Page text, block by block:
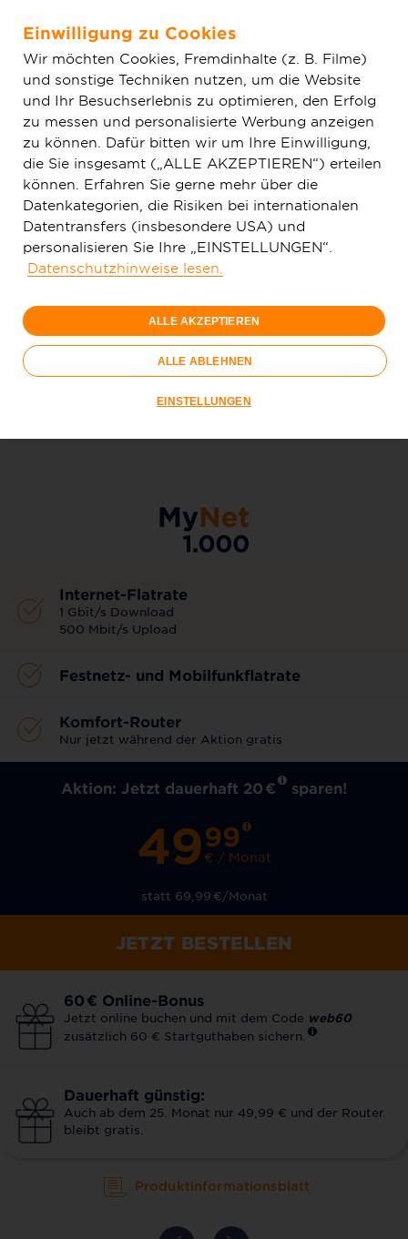
Zum Hauptinhalt springen
Tarife & Produkte Glasfaser-Internet & Festnetz
1 Gbit/s
49,99
€/Monat
Nur bis 15.09.
Jetzt bestellen
Internet-Flatrate
1 Gbit/s Download
500 Mbit/s Upload
Festnetz- und Mobilfunkflatrate
Komfort-Router
Nur jetzt während der Aktion gratis
Aktion: Jetzt dauerhaft 20 € sparen!
4999
€ / Monat
statt 69,99 €/Monat
JETZT BESTELLEN
60 € Online-Bonus
Jetzt online buchen und mit dem Code web60
zusätzlich 60 € Startguthaben sichern.
Dauerhaft günstig:
Auch ab dem 25. Monat nur 49,99 € und der Router
bleibt gratis.
Produktinformationsblatt
Einwilligung zu Cookies
Wir möchten Cookies, Fremdinhalte (z. B. Filme)
und sonstige Techniken nutzen, um die Website
und Ihr Besuchserlebnis zu optimieren, den Erfolg
zu messen und personalisierte Werbung anzeigen
zu können. Dafür bitten wir um Ihre Einwilligung,
die Sie insgesamt („ALLE AKZEPTIEREN“) erteilen
können. Erfahren Sie gerne mehr über die
Datenkategorien, die Risiken bei internationalen
Datentransfers (insbesondere USA) und
personalisieren Sie Ihre „EINSTELLUNGEN“.
Datenschutzhinweise lesen.
ALLE AKZEPTIEREN
ALLE ABLEHNEN
EINSTELLUNGEN